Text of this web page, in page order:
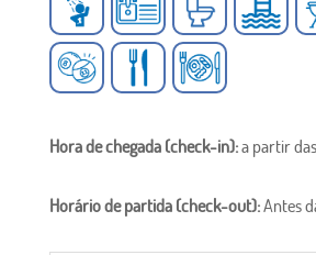
Hora de chegada (check-in):a partir
Horário de partida (check-out):Antes